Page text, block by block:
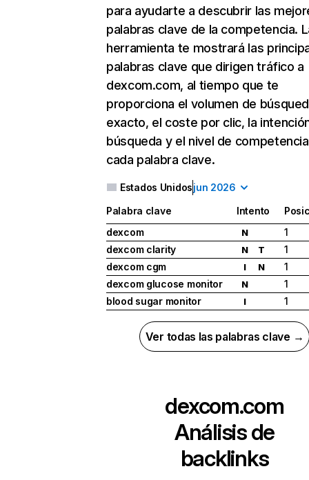
para ayudarte a descubrir las
palabras clave de la competencia.
herramienta te mostrará las
palabras clave que dirigen tráfico a
dexcom.com, al tiempo que te
proporciona el volumen de
exacto, el coste por clic, la
búsqueda y el nivel de
cada palabra clave.
Estados Unidosjun 2026
Palabra clave Intento
dexcom
N
1
dexcom clarity
N T
1
dexcom cgm
I N
1
dexcom glucose monitor
N
1
blood sugar monitor
I 1
Ver todas las palabras clave →
dexcom.com
Análisis de
backlinks